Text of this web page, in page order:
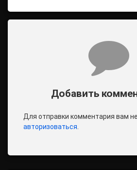
Добавить
Для отправки комментария вам
авторизоваться